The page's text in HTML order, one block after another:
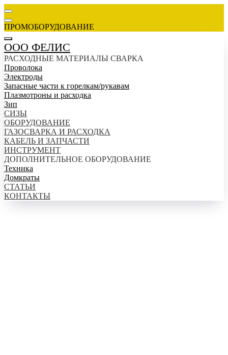
ПРОМОБОРУДОВАНИЕ
ООО ФЕЛИС
РАСХОДНЫЕ МАТЕРИАЛЫ СВАРКА
Проволока
Электроды
Запасные части к горелкам/рукавам
Плазмотроны и расходка
Зип
СИЗЫ
ОБОРУДОВАНИЕ
ГАЗОСВАРКА И РАСХОДКА
КАБЕЛЬ И ЗАПЧАСТИ
ИНСТРУМЕНТ
ДОПОЛНИТЕЛЬНОЕ ОБОРУДОВАНИЕ
Техника
Домкраты
СТАТЬИ
КОНТАКТЫ